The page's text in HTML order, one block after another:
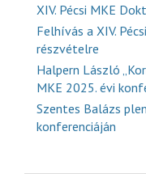
XIV. Pécsi MKE
Felhívás a XIV.
részvételre
Halpern László
MKE 2025. évi
Szentes Balázs
konferenciáján